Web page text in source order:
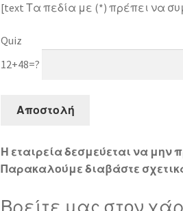
[text Τα πεδία με (*) πρέπει να
Quiz
12+48=?
Η εταιρεία δεσμεύεται να μην
Παρακαλούμε διαβάστε